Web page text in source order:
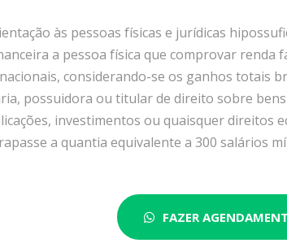
às pessoas físicas e jurídicas
a pessoa física que comprovar renda
considerando-se os ganhos totais
possuidora ou titular de direito sobre
investimentos ou quaisquer direitos
a quantia equivalente a 300 salários
FAZER